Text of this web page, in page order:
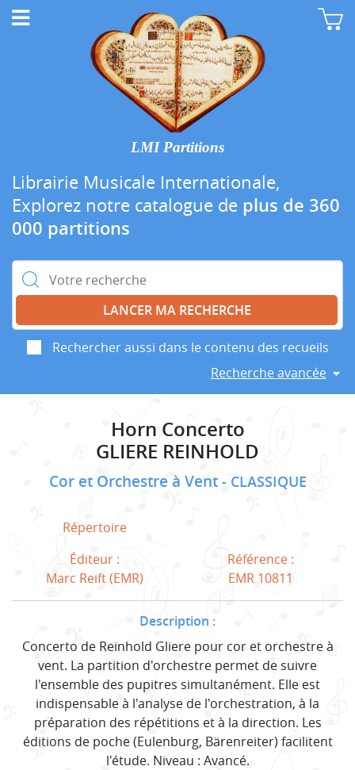
LMI Partitions
Librairie Musicale Internationale,
Explorez notre catalogue de plus de 360
000 partitions
Rechercher :
Rechercher aussi dans le contenu des recueils
Recherche avancée
Horn Concerto
GLIERE REINHOLD
Cor et Orchestre à Vent CLASSIQUE
Répertoire
Éditeur :
Marc Reift (EMR)
Référence :
EMR 10811
Description :
Concerto de Reinhold Gliere pour cor et orchestre à
vent. La partition d'orchestre permet de suivre
l'ensemble des pupitres simultanément. Elle est
indispensable à l'analyse de l'orchestration, à la
préparation des répétitions et à la direction. Les
éditions de poche (Eulenburg, Bärenreiter) facilitent
l'étude. Niveau : Avancé.